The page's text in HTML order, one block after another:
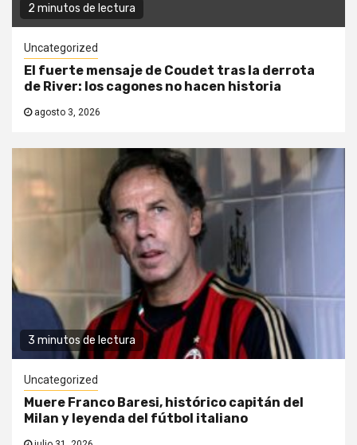
2 minutos de lectura
Uncategorized
El fuerte mensaje de Coudet tras la derrota
de River: los cagones no hacen historia
agosto 3, 2026
3 minutos de lectura
Uncategorized
Muere Franco Baresi, histórico capitán del
Milan y leyenda del fútbol italiano